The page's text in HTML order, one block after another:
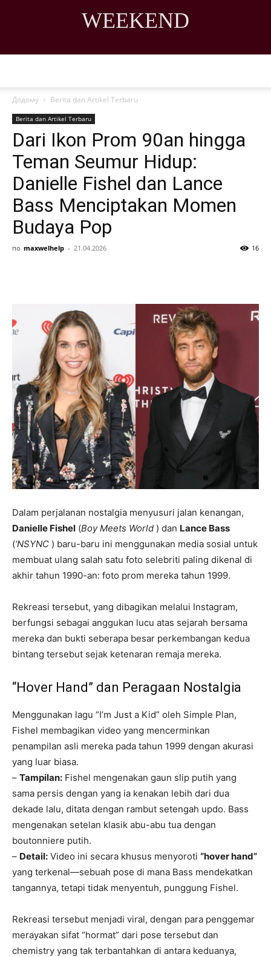
WEEKEND
Додому Berita dan Artikel Terbaru
Berita dan Artikel Terbaru
Dari Ikon Prom 90an hingga
Teman Seumur Hidup:
Danielle Fishel dan Lance
Bass Menciptakan Momen
Budaya Pop
по maxwelhelp - 21.04.2026 16
Dalam perjalanan nostalgia menyusuri jalan kenangan,
Danielle Fishel (Boy Meets World ) dan Lance Bass
(‘NSYNC ) baru-baru ini menggunakan media sosial untuk
membuat ulang salah satu foto selebriti paling dikenal di
akhir tahun 1990-an: foto prom mereka tahun 1999.
Rekreasi tersebut, yang dibagikan melalui Instagram,
berfungsi sebagai anggukan lucu atas sejarah bersama
mereka dan bukti seberapa besar perkembangan kedua
bintang tersebut sejak ketenaran remaja mereka.
“Hover Hand” dan Peragaan Nostalgia
Menggunakan lagu “I’m Just a Kid” oleh Simple Plan,
Fishel membagikan video yang mencerminkan
penampilan asli mereka pada tahun 1999 dengan akurasi
yang luar biasa.
– Tampilan: Fishel mengenakan gaun slip putih yang
sama persis dengan yang ia kenakan lebih dari dua
dekade lalu, ditata dengan rambut setengah updo. Bass
mengenakan setelan klasik abu-abu tua dengan
boutonniere putih.
– Detail: Video ini secara khusus menyoroti “hover hand”
yang terkenal—sebuah pose di mana Bass mendekatkan
tangannya, tetapi tidak menyentuh, punggung Fishel.
Rekreasi tersebut menjadi viral, dengan para penggemar
merayakan sifat “hormat” dari pose tersebut dan
chemistry yang tak terbantahkan di antara keduanya,